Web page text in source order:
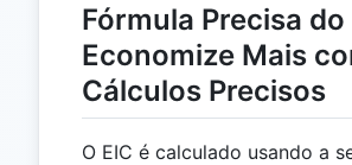
Fórmula Precisa do
Economize Mais
Cálculos Precisos
O EIC é calculado usando a